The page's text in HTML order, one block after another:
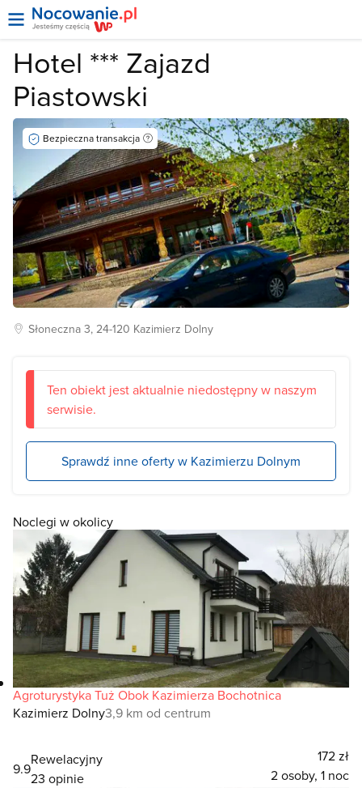
Hotel *** Zajazd
Piastowski
Bezpieczna transakcja
Słoneczna3, 24-120 Kazimierz Dolny
Ten obiekt jest aktualnie niedostępny w naszym
serwisie.
Sprawdź inne oferty w Kazimierzu Dolnym
Noclegi w okolicy
Agroturystyka Tuż Obok Kazimierza Bochotnica
Kazimierz Dolny3,9 km od centrum
9.9
Rewelacyjny
23 opinie
172 zł
2 osoby, 1 noc